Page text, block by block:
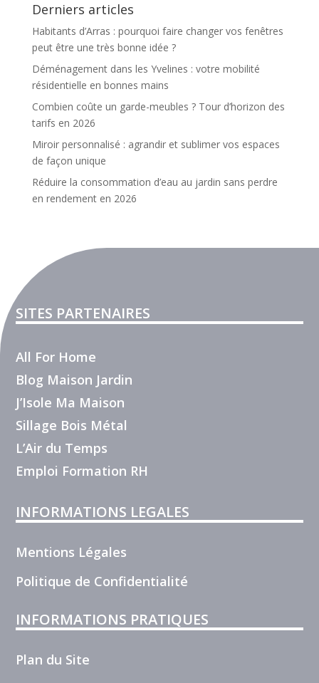
Derniers articles
Habitants d’Arras : pourquoi faire changer vos fenêtres
peut être une très bonne idée ?
Déménagement dans les Yvelines : votre mobilité
résidentielle en bonnes mains
Combien coûte un garde-meubles ? Tour d’horizon des
tarifs en 2026
Miroir personnalisé : agrandir et sublimer vos espaces
de façon unique
Réduire la consommation d’eau au jardin sans perdre
en rendement en 2026
SITES PARTENAIRES
All For Home
Blog Maison Jardin
J’Isole Ma Maison
Sillage Bois Métal
L’Air du Temps
Emploi Formation RH
INFORMATIONS LEGALES
Mentions Légales
Politique de Confidentialité
INFORMATIONS PRATIQUES
Plan du Site